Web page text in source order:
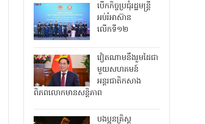
បើកកិច្ចប្រជុំរដ្ឋមន្ត្រី
អប់រំអាស៊ាន
លើកទី១២
វៀតណាមនឹងរួមដៃជា
មួយសហគមន៍
អន្តរជាតិកសាង
ពិភពលោកមានសន្តិភាព
បងប្អូនគ្រិស្ត